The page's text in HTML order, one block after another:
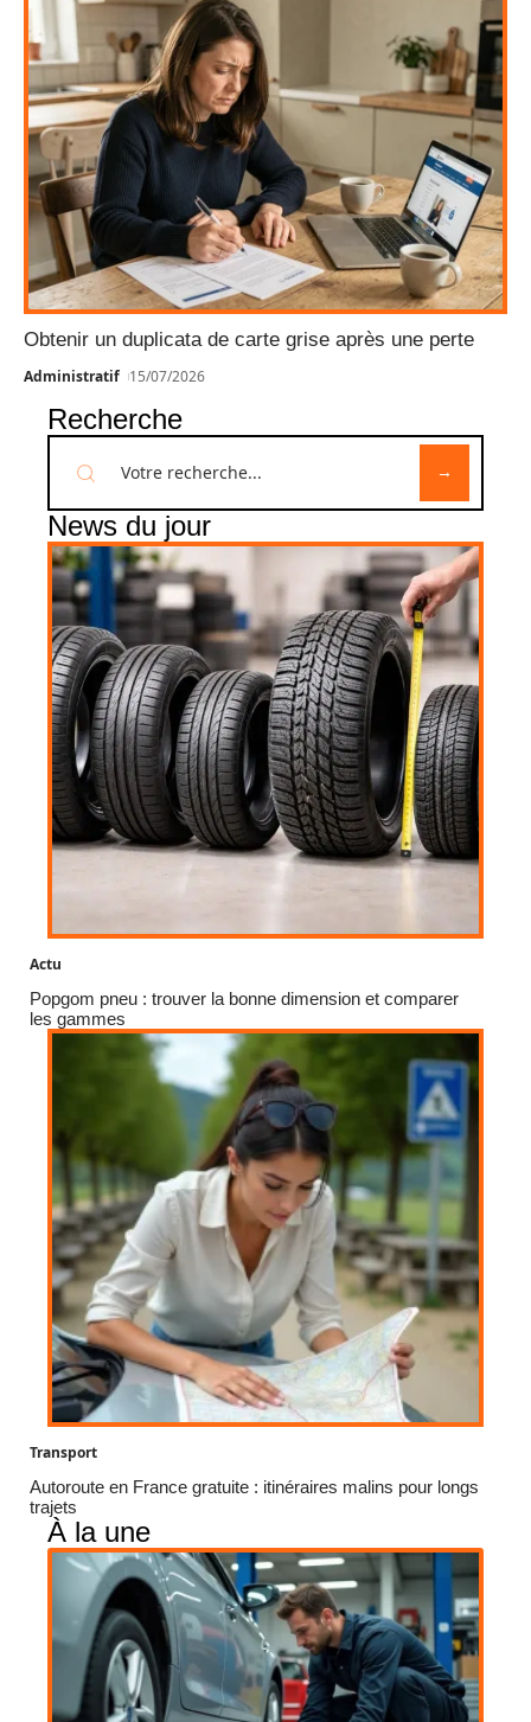
Obtenir un duplicata de carte grise après une perte
Administratif 15/07/2026
Recherche
News du jour
Actu
Popgom pneu : trouver la bonne dimension et comparer
les gammes
Transport
Autoroute en France gratuite : itinéraires malins pour longs
trajets
À la une